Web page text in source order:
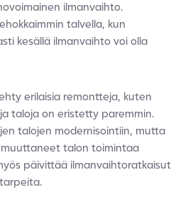
ilmanvaihto.
talvella, kun
kesällä ilmanvaihto voi olla
erilaisia remontteja, kuten
taloja on eristetty paremmin.
talojen modernisointiin, mutta
talon toimintaa
päivittää ilmanvaihtoratkaisut